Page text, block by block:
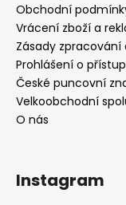
Obchodní
Vrácení zboží a
Zásady
Prohlášení o
České puncovní
Velkoobchodní
O nás
Instagram